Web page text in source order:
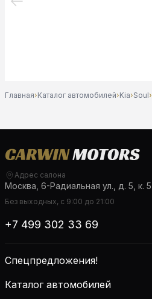
Главная›Каталог автомобилей›Kia›Soul›
Адрес салона
Москва, 6-Радиальная ул., д. 5, к. 5
Без выходных, с 9:00 до 21:00
+7 499 302 33 69
Спецпредложения!
Каталог автомобилей